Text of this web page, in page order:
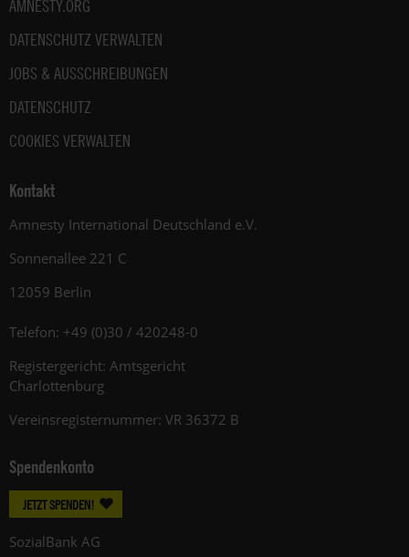
AMNESTY.ORG
DATENSCHUTZ VERWALTEN
JOBS & AUSSCHREIBUNGEN
DATENSCHUTZ
COOKIES VERWALTEN
Kontakt
Amnesty International Deutschland e.V.
Sonnenallee 221 C
12059 Berlin
Telefon: +49 (0)30 / 420248-0
Registergericht: Amtsgericht
Charlottenburg
Vereinsregisternummer: VR 36372 B
Spendenkonto
JETZT SPENDEN!
SozialBank AG